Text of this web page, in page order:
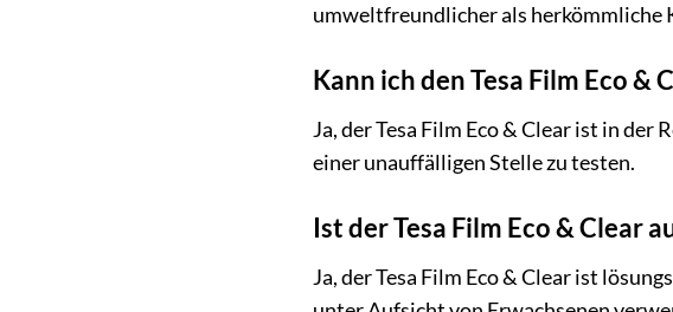
umweltfreundlicher als herkömmliche
Kann ich den Tesa Film Eco
Ja, der Tesa Film Eco & Clear ist in
einer unauffälligen Stelle zu testen.
Ist der Tesa Film Eco & Clear
Ja, der Tesa Film Eco & Clear ist